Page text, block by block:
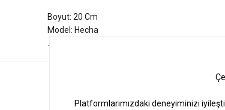
Boyut: 20 Cm
Model: Hecha